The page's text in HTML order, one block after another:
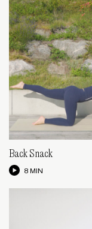
Back Snack
8 MIN